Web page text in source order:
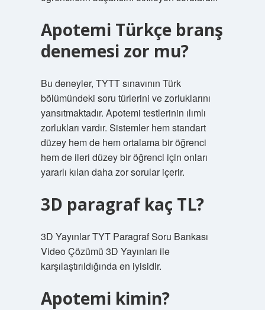
Apotemi Türkçe branş
denemesi zor mu?
Bu deneyler, TYTT sınavının Türk
bölümündeki soru türlerini ve zorluklarını
yansıtmaktadır. Apotemi testlerinin ılımlı
zorlukları vardır. Sistemler hem standart
düzey hem de hem ortalama bir öğrenci
hem de ileri düzey bir öğrenci için onları
yararlı kılan daha zor sorular içerir.
3D paragraf kaç TL?
3D Yayınlar TYT Paragraf Soru Bankası
Video Çözümü 3D Yayınları ile
karşılaştırıldığında en iyisidir.
Apotemi kimin?